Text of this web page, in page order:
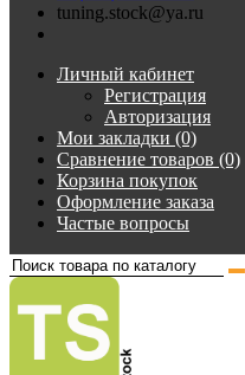
tuning.stock@ya.ru
Личный кабинет
Регистрация
Авторизация
Мои закладки (0)
Сравнение товаров (0)
Корзина покупок
Оформление заказа
Частые вопросы